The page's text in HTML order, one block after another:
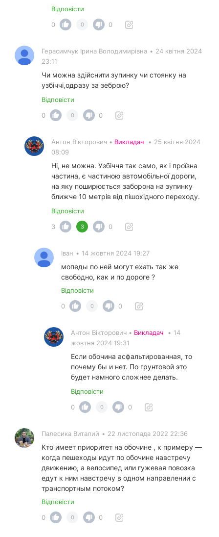
Відповісти
0
0 0
Герасимчук Ірина Володимирівна • 24 квітня 2024
23:11
Чи можна здійснити зупинку чи стоянку на
узбіччі,одразу за зеброю?
Відповісти
0
0 0
Антон Вікторович • Викладач • 25 квітня 2024
08:09
Ні, не можна. Узбіччя так само, як і проїзна
частина, є частиною автомобільної дороги,
на яку поширюється заборона на зупинку
ближче 10 метрів від пішохідного переходу.
Відповісти
3
3 0
Іван • 14 жовтня 2024 19:27
мопеды по ней могут ехать так же
свободно, как и по дороге ?
Відповісти
0
0 0
Антон Вікторович • Викладач • 14
жовтня 2024 19:31
Если обочина асфальтированная, то
почему бы и нет. По грунтовой это
будет намного сложнее делать.
Відповісти
0
0 0
Палесика Виталий • 22 листопада 2022 22:36
Кто имеет приоритет на обочине , к примеру —
когда пешеходы идут по обочине навстречу
движению, а велосипед или гужевая повозка
едут к ним навстречу в одном направлении с
транспортным потоком?
Відповісти
0
0 0